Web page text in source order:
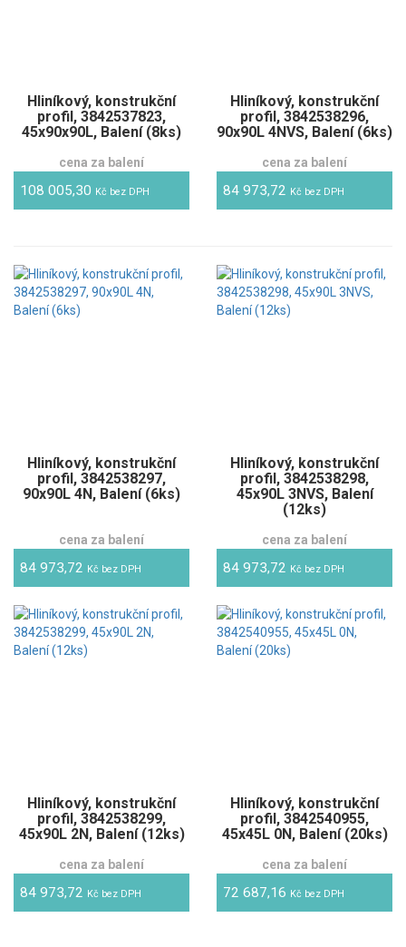
Hliníkový, konstrukční
profil, 3842537823,
45x90x90L, Balení (8ks)
cena za balení
108 005,30 Kč bez DPH
Hliníkový, konstrukční
profil, 3842538296,
90x90L 4NVS, Balení (6ks)
cena za balení
84 973,72 Kč bez DPH
Hliníkový, konstrukční
profil, 3842538297,
90x90L 4N, Balení (6ks)
cena za balení
84 973,72 Kč bez DPH
Hliníkový, konstrukční
profil, 3842538298,
45x90L 3NVS, Balení
(12ks)
cena za balení
84 973,72 Kč bez DPH
Hliníkový, konstrukční
profil, 3842538299,
45x90L 2N, Balení (12ks)
cena za balení
84 973,72 Kč bez DPH
Hliníkový, konstrukční
profil, 3842540955,
45x45L 0N, Balení (20ks)
cena za balení
72 687,16 Kč bez DPH